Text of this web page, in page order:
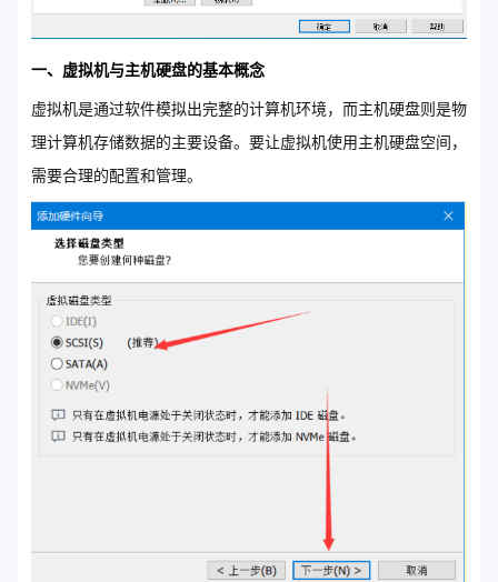
一、虚拟机与主机硬盘的基本概念
虚拟机是通过软件模拟出完整的计算机环境，而主机硬盘则是物
理计算机存储数据的主要设备。要让虚拟机使用主机硬盘空间，
需要合理的配置和管理。